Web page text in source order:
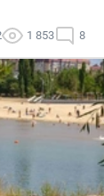
1 853 8